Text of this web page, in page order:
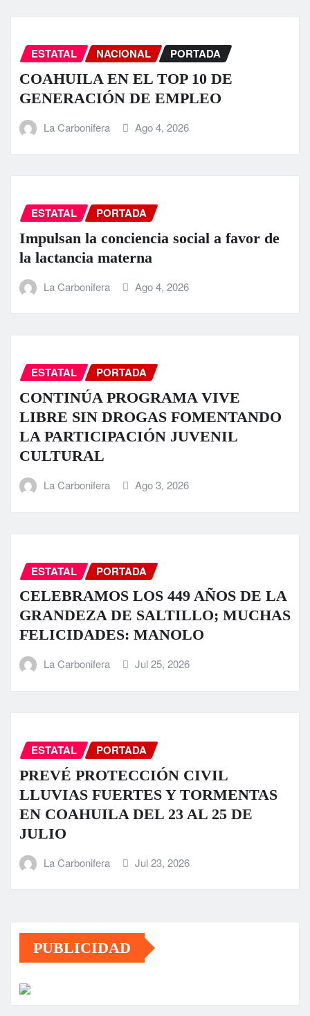
ESTATAL NACIONAL PORTADA
COAHUILA EN EL TOP 10 DE
GENERACIÓN DE EMPLEO
La Carbonifera Ago 4, 2026
ESTATAL PORTADA
Impulsan la conciencia social a favor de
la lactancia materna
La Carbonifera Ago 4, 2026
ESTATAL PORTADA
CONTINÚA PROGRAMA VIVE
LIBRE SIN DROGAS FOMENTANDO
LA PARTICIPACIÓN JUVENIL
CULTURAL
La Carbonifera Ago 3, 2026
ESTATAL PORTADA
CELEBRAMOS LOS 449 AÑOS DE LA
GRANDEZA DE SALTILLO; MUCHAS
FELICIDADES: MANOLO
La Carbonifera Jul 25, 2026
ESTATAL PORTADA
PREVÉ PROTECCIÓN CIVIL
LLUVIAS FUERTES Y TORMENTAS
EN COAHUILA DEL 23 AL 25 DE
JULIO
La Carbonifera Jul 23, 2026
PUBLICIDAD